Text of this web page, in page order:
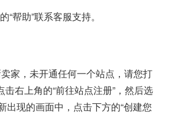
帮助”联系客服支持。
家，未开通任何一个站点，请您打
右上角的“前往站点注册”，然后选
出现的画面中，点击下方的“创建您